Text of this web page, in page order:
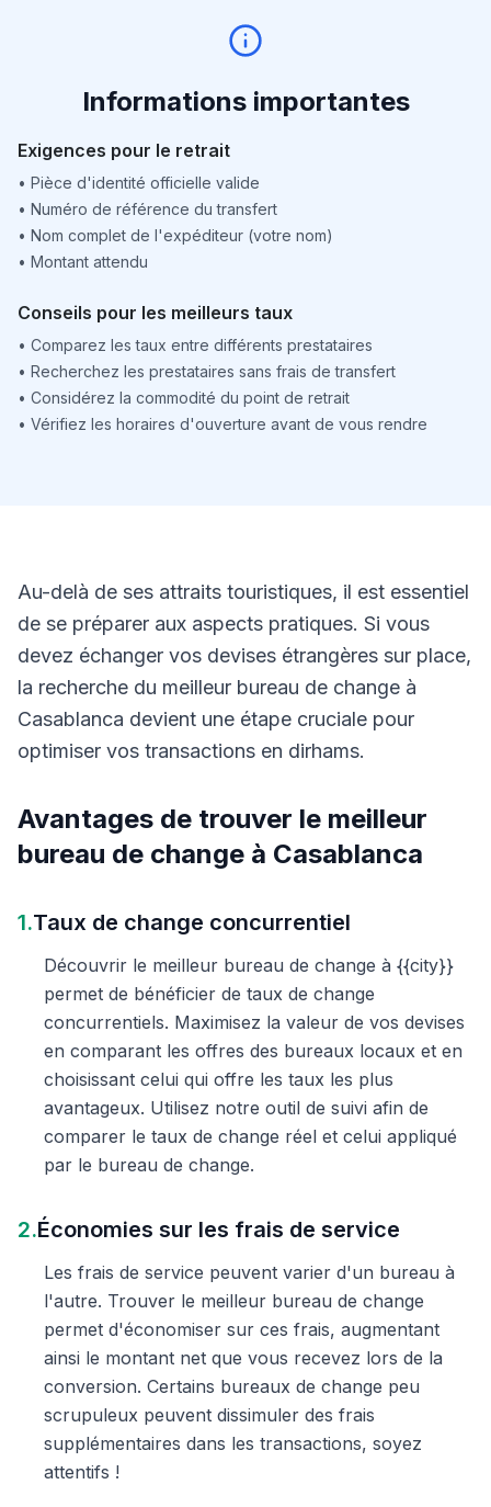
Informations importantes
Exigences pour le retrait
• Pièce d'identité officielle valide
• Numéro de référence du transfert
• Nom complet de l'expéditeur (votre nom)
• Montant attendu
Conseils pour les meilleurs taux
• Comparez les taux entre différents prestataires
• Recherchez les prestataires sans frais de transfert
• Considérez la commodité du point de retrait
• Vérifiez les horaires d'ouverture avant de vous rendre
Au-delà de ses attraits touristiques, il est essentiel
de se préparer aux aspects pratiques. Si vous
devez échanger vos devises étrangères sur place,
la recherche du meilleur bureau de change à
Casablanca devient une étape cruciale pour
optimiser vos transactions en dirhams.
Avantages de trouver le meilleur
bureau de change à Casablanca
1.Taux de change concurrentiel
Découvrir le meilleur bureau de change à {{city}}
permet de bénéficier de taux de change
concurrentiels. Maximisez la valeur de vos devises
en comparant les offres des bureaux locaux et en
choisissant celui qui offre les taux les plus
avantageux. Utilisez notre outil de suivi afin de
comparer le taux de change réel et celui appliqué
par le bureau de change.
2.Économies sur les frais de service
Les frais de service peuvent varier d'un bureau à
l'autre. Trouver le meilleur bureau de change
permet d'économiser sur ces frais, augmentant
ainsi le montant net que vous recevez lors de la
conversion. Certains bureaux de change peu
scrupuleux peuvent dissimuler des frais
supplémentaires dans les transactions, soyez
attentifs !